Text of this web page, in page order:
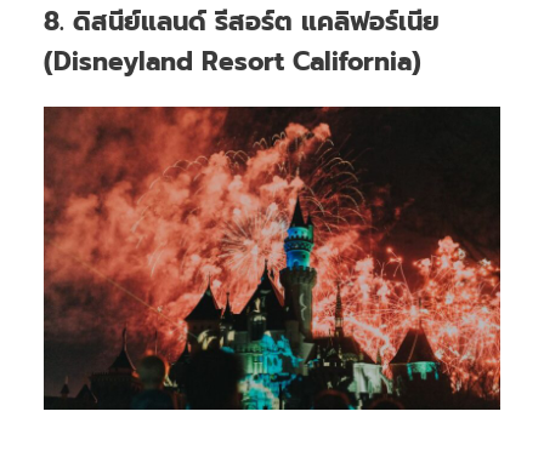
8. ดิสนีย์แลนด์ รีสอร์ต แคลิฟอร์เนีย
(Disneyland Resort California)